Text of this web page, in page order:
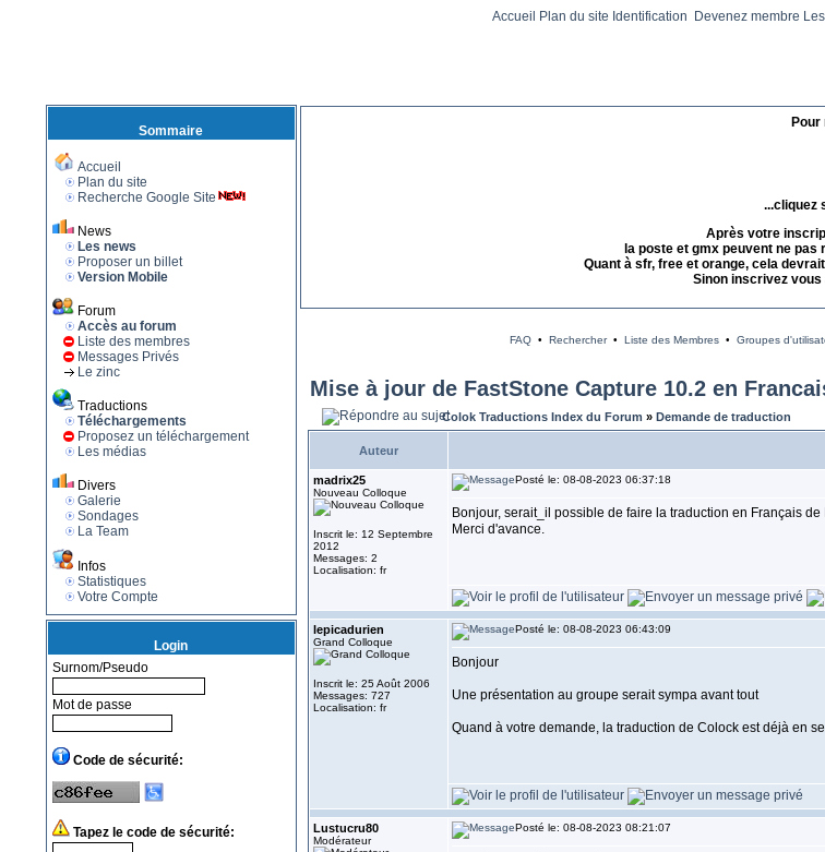
Accueil Plan du site Identification Devenez membre
Sommaire
Accueil
Plan du site
Recherche Google Site
News
Les news
Proposer un billet
Version Mobile
Forum
Accès au forum
Liste des membres
Messages Privés
Le zinc
Traductions
Téléchargements
Proposez un téléchargement
Les médias
Divers
Galerie
Sondages
La Team
Infos
Statistiques
Votre Compte
Login
Surnom/Pseudo
Mot de passe
Code de sécurité:
Tapez le code de sécurité:
Pour
...cliquez
Après votre
la poste et gmx peuvent ne
Quant à sfr, free et orange, cela
Sinon inscrivez
FAQ• Rechercher• Liste des Membres• Groupes
Mise à jour de FastStone Capture 10.2 en
Colok Traductions Index du Forum » Demande de traduction
Auteur
madrix25
Nouveau Colloque
Inscrit le: 12 Septembre
2012
Messages: 2
Localisation: fr
Posté le: 08-08-2023 06:37:18
Bonjour, serait_il possible de faire la traduction en Français
Merci d'avance.
lepicadurien
Grand Colloque
Inscrit le: 25 Août 2006
Messages: 727
Localisation: fr
Posté le: 08-08-2023 06:43:09
Bonjour
Une présentation au groupe serait sympa avant tout
Quand à votre demande, la traduction de Colock est déjà en
Lustucru80
Modérateur
Posté le: 08-08-2023 08:21:07